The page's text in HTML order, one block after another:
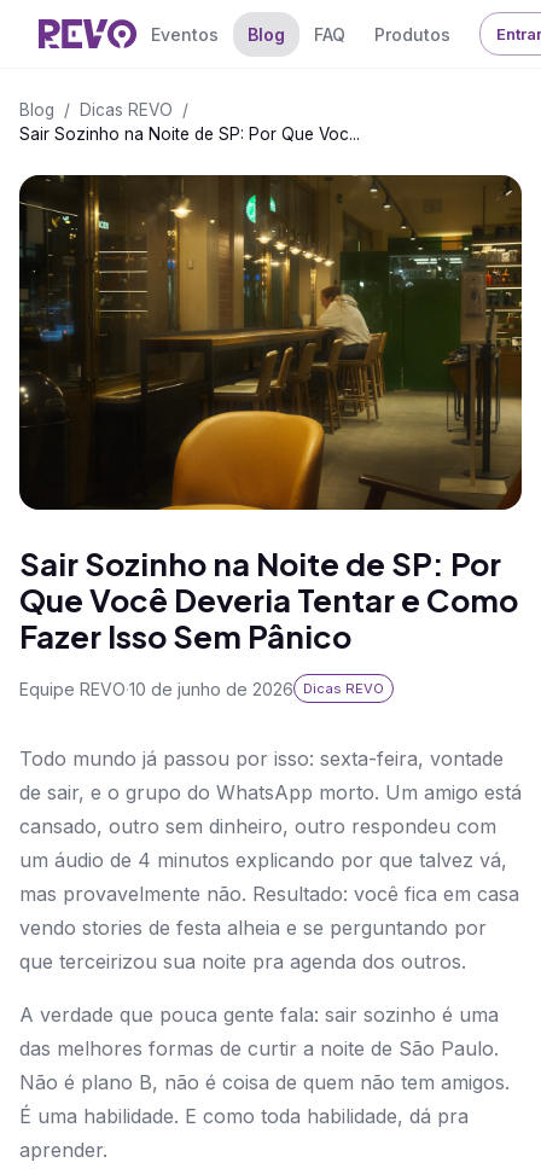
Eventos Blog FAQ Produtos
Blog / Dicas REVO
/
Sair Sozinho na Noite de SP: Por Que Voc...
Sair Sozinho na Noite de SP: Por
Que Você Deveria Tentar e Como
Fazer Isso Sem Pânico
Equipe REVO·10 de junho de 2026 Dicas REVO
Todo mundo já passou por isso: sexta-feira, vontade
de sair, e o grupo do WhatsApp morto. Um amigo está
cansado, outro sem dinheiro, outro respondeu com
um áudio de 4 minutos explicando por que talvez vá,
mas provavelmente não. Resultado: você fica em casa
vendo stories de festa alheia e se perguntando por
que terceirizou sua noite pra agenda dos outros.
A verdade que pouca gente fala: sair sozinho é uma
das melhores formas de curtir a noite de São Paulo.
Não é plano B, não é coisa de quem não tem amigos.
É uma habilidade. E como toda habilidade, dá pra
aprender.